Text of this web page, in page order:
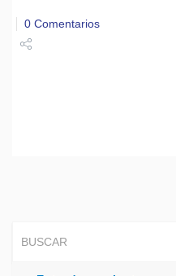
0 Comentarios